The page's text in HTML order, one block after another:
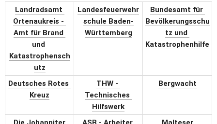
Landradsamt
Ortenaukreis -
Amt für Brand
und
Katastrophensch
utz
Landesfeuerwehr
schule Baden-
Württemberg
Bundesamt für
Bevölkerungsschu
tz und
Katastrophenhilfe
Deutsches Rotes
Kreuz
THW -
Technisches
Hilfswerk
Bergwacht